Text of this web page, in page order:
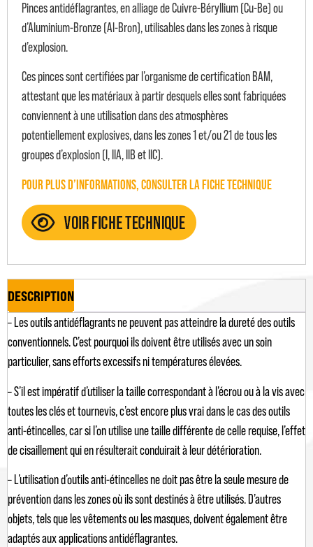
Pinces antidéflagrantes, en alliage de Cuivre-Béryllium (Cu-Be) ou
d’Aluminium-Bronze (Al-Bron), utilisables dans les zones à risque
d’explosion.
Ces pinces sont certifiées par l’organisme de certification BAM,
attestant que les matériaux à partir desquels elles sont fabriquées
conviennent à une utilisation dans des atmosphères
potentiellement explosives, dans les zones 1 et/ou 21 de tous les
groupes d’explosion (I, IIA, IIB et IIC).
POUR PLUS D’INFORMATIONS, CONSULTER LA FICHE TECHNIQUE
DESCRIPTION
– Les outils antidéflagrants ne peuvent pas atteindre la dureté des outils
conventionnels. C’est pourquoi ils doivent être utilisés avec un soin
particulier, sans efforts excessifs ni températures élevées.
– S’il est impératif d’utiliser la taille correspondant à l’écrou ou à la vis avec
toutes les clés et tournevis, c’est encore plus vrai dans le cas des outils
anti-étincelles, car si l’on utilise une taille différente de celle requise, l’effet
de cisaillement qui en résulterait conduirait à leur détérioration.
– L’utilisation d’outils anti-étincelles ne doit pas être la seule mesure de
prévention dans les zones où ils sont destinés à être utilisés. D’autres
objets, tels que les vêtements ou les masques, doivent également être
adaptés aux applications antidéflagrantes.